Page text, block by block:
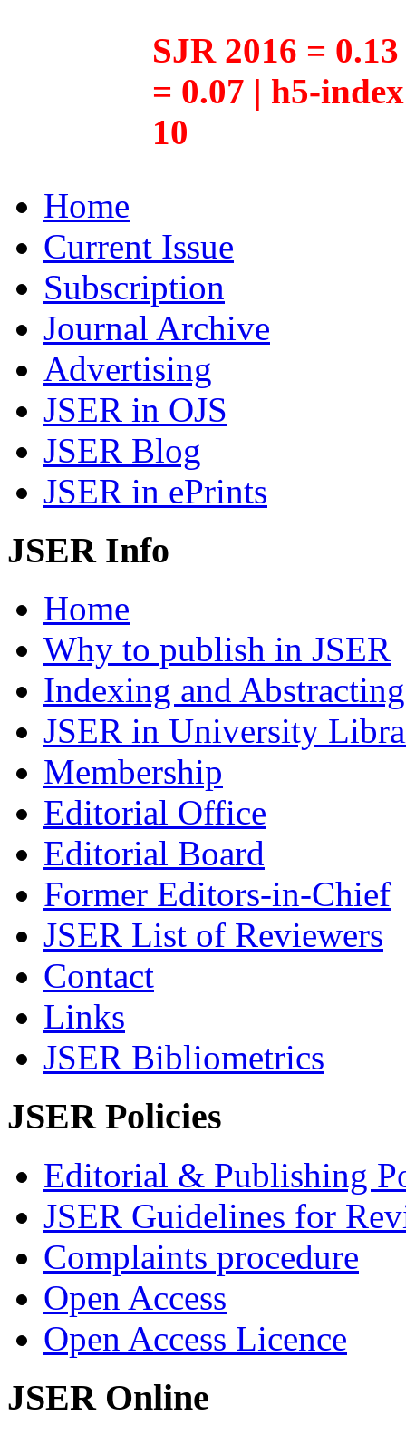
SJR 2016 =
= 0.07 | h5-
10
Home
Current Issue
Subscription
Journal Archive
Advertising
JSER in OJS
JSER Blog
JSER in ePrints
JSER Info
Home
Why to publish in JSER
Indexing and Abstracting
JSER in University
Membership
Editorial Office
Editorial Board
Former Editors-in-Chief
JSER List of Reviewers
Contact
Links
JSER Bibliometrics
JSER Policies
Editorial & Publishing
JSER Guidelines for
Complaints procedure
Open Access
Open Access Licence
JSER Online